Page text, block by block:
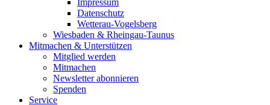
Impressum
Datenschutz
Wetterau-Vogelsberg
Wiesbaden & Rheingau-Taunus
Mitmachen & Unterstützen
Mitglied werden
Mitmachen
Newsletter abonnieren
Spenden
Service